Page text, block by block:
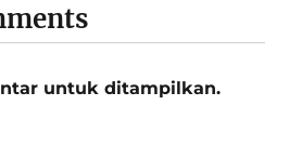
untuk ditampilkan.